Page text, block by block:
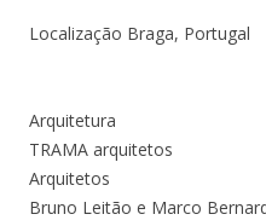
Localização Braga, Portugal
Arquitetura
TRAMA arquitetos
Arquitetos
Bruno Leitão e Marco